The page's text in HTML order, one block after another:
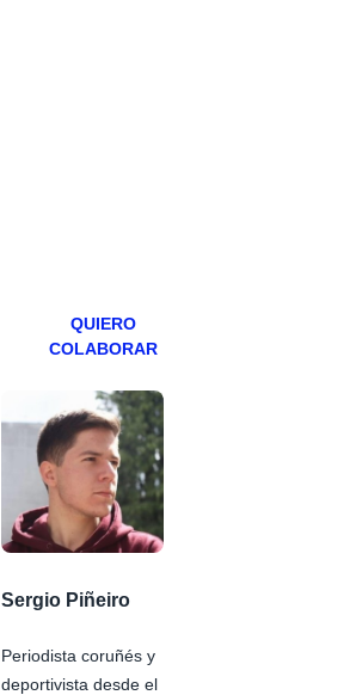
QUIERO
COLABORAR
Sergio Piñeiro
Periodista coruñés y
deportivista desde el